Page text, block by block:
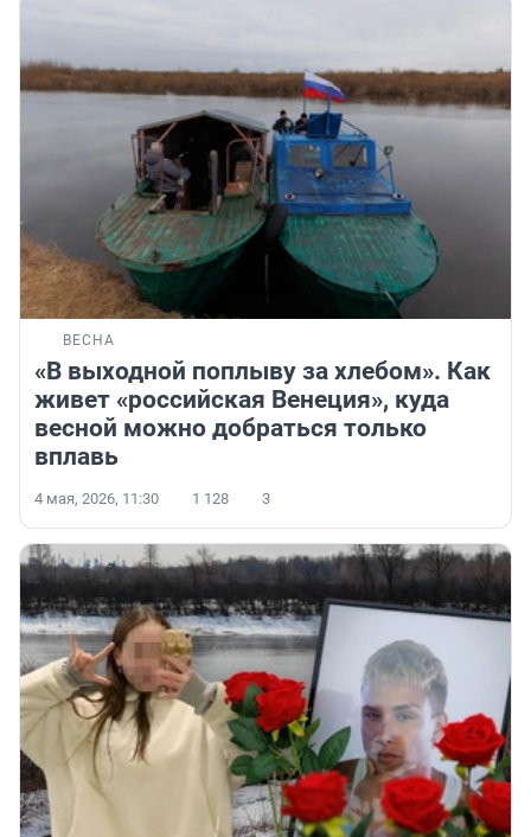
ВЕСНА
«В выходной поплыву за хлебом». Как
живет «российская Венеция», куда
весной можно добраться только
вплавь
4 мая, 2026, 11:30 1 128 3